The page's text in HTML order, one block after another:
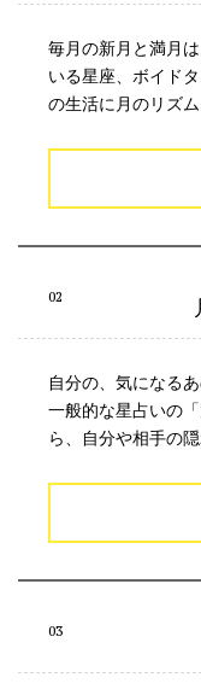
毎月の新月と満月
いる星座、ボイド
の生活に月のリズム
自分の、気になる
一般的な星占いの
ら、自分や相手の